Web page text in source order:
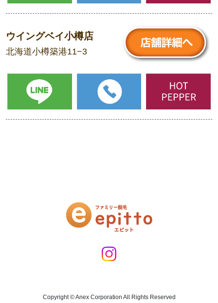
ウイングベイ小樽店
北海道小樽築港11−3
Copyright © Anex Corporation All Rights Reserved